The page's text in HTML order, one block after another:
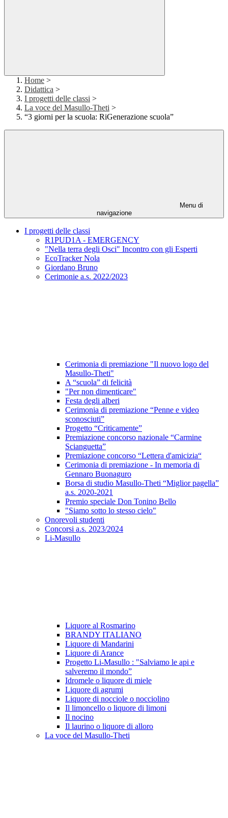
Home >
Didattica >
I progetti delle classi >
La voce del Masullo-Theti >
“3 giorni per la scuola: RiGenerazione scuola”
Menu di
navigazione
I progetti delle classi
R1PUD1A - EMERGENCY
"Nella terra degli Osci" Incontro con gli Esperti
EcoTracker Nola
Giordano Bruno
Cerimonie a.s. 2022/2023
Cerimonia di premiazione "Il nuovo logo del
Masullo-Theti"
A “scuola” di felicità
"Per non dimenticare"
Festa degli alberi
Cerimonia di premiazione “Penne e video
sconosciuti”
Progetto “Criticamente”
Premiazione concorso nazionale “Carmine
Scianguetta”
Premiazione concorso “Lettera d'amicizia“
Cerimonia di premiazione - In memoria di
Gennaro Buonaguro
Borsa di studio Masullo-Theti “Miglior pagella”
a.s. 2020-2021
Premio speciale Don Tonino Bello
"Siamo sotto lo stesso cielo"
Onorevoli studenti
Concorsi a.s. 2023/2024
Li-Masullo
Liquore al Rosmarino
BRANDY ITALIANO
Liquore di Mandarini
Liquore di Arance
Progetto Li-Masullo : "Salviamo le api e
salveremo il mondo”
Idromele o liquore di miele
Liquore di agrumi
Liquore di nocciole o nocciolino
Il limoncello o liquore di limoni
Il nocino
Il laurino o liquore di alloro
La voce del Masullo-Theti